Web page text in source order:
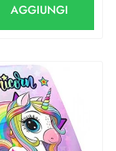
AGGIUNGI